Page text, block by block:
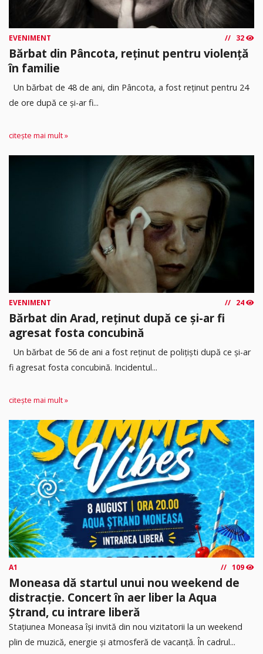
EVENIMENT 32
Bărbat din Pâncota, reținut pentru violență
în familie
Un bărbat de 48 de ani, din Pâncota, a fost reținut pentru 24
de ore după ce și-ar fi...
citește mai mult »
EVENIMENT 24
Bărbat din Arad, reținut după ce și-ar fi
agresat fosta concubină
Un bărbat de 56 de ani a fost reținut de polițiști după ce și-ar
fi agresat fosta concubină. Incidentul...
citește mai mult »
A1 109
Moneasa dă startul unui nou weekend de
distracție. Concert în aer liber la Aqua
Ștrand, cu intrare liberă
Stațiunea Moneasa își invită din nou vizitatorii la un weekend
plin de muzică, energie și atmosferă de vacanță. În cadrul...